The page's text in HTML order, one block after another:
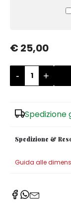
€ 25,00
- +
Spedizione &
Guida alle